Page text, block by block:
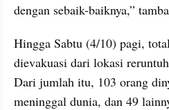
dengan sebaik-baiknya,”
Hingga Sabtu (4/10) pagi,
dievakuasi dari lokasi
Dari jumlah itu, 103 orang
meninggal dunia, dan 49